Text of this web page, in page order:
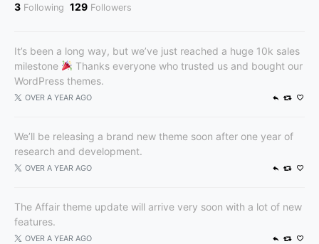
3 Following 129 Followers
It’s been a long way, but we’ve just reached a huge 10k sales
milestone
Thanks everyone who trusted us and bought our
WordPress themes.
OVER A YEAR AGO
We’ll be releasing a brand new theme soon after one year of
research and development.
OVER A YEAR AGO
The Affair theme update will arrive very soon with a lot of new
features.
OVER A YEAR AGO